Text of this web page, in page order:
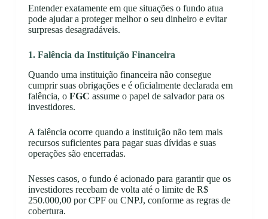
Entender exatamente em que situações o fundo atua
pode ajudar a proteger melhor o seu dinheiro e evitar
surpresas desagradáveis.
1. Falência da Instituição Financeira
Quando uma instituição financeira não consegue
cumprir suas obrigações e é oficialmente declarada em
falência, o FGC assume o papel de salvador para os
investidores.
A falência ocorre quando a instituição não tem mais
recursos suficientes para pagar suas dívidas e suas
operações são encerradas.
Nesses casos, o fundo é acionado para garantir que os
investidores recebam de volta até o limite de R$
250.000,00 por CPF ou CNPJ, conforme as regras de
cobertura.